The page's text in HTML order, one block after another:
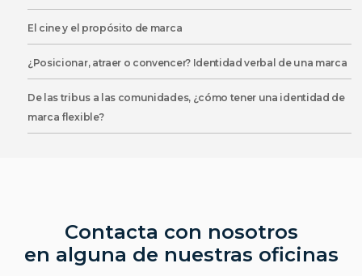
El cine y el propósito de marca
¿Posicionar, atraer o convencer? Identidad verbal de una marca
De las tribus a las comunidades, ¿cómo tener una identidad de
marca flexible?
Contacta con nosotros
en alguna de nuestras oficinas